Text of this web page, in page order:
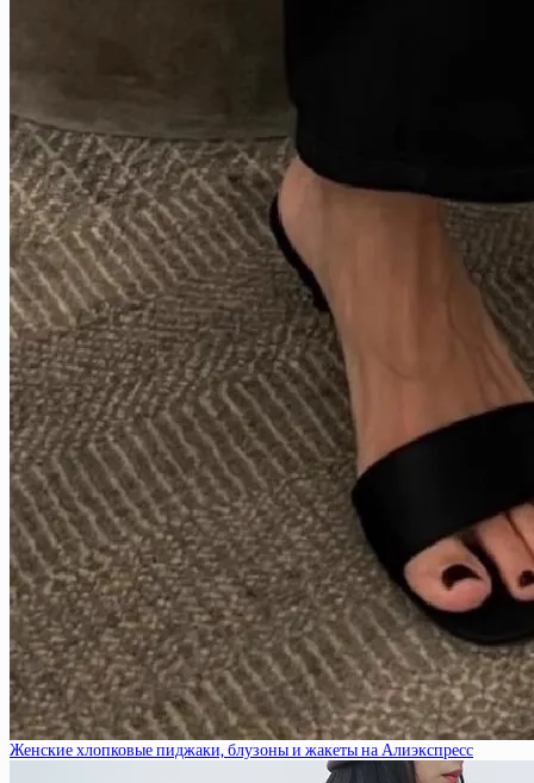
Женские хлопковые пиджаки, блузоны и жакеты на Алиэкспресс